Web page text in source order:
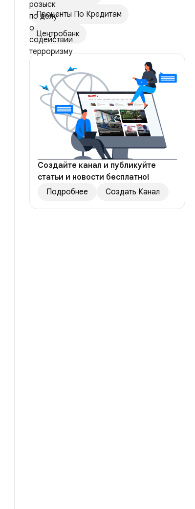
Проценты По Кредитам
Центробанк
Создайте канал и публикуйте
статьи и новости бесплатно!
Подробнее
Создать Канал